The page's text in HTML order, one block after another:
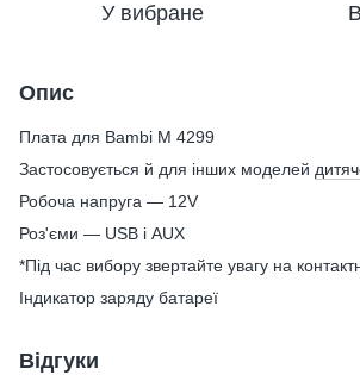
У вибране
Опис
Плата для Bambi M 4299
Застосовується й для інших моделей
Робоча напруга — 12V
Роз'єми — USB і AUX
*Під час вибору звертайте увагу на
Індикатор заряду батареї
Відгуки